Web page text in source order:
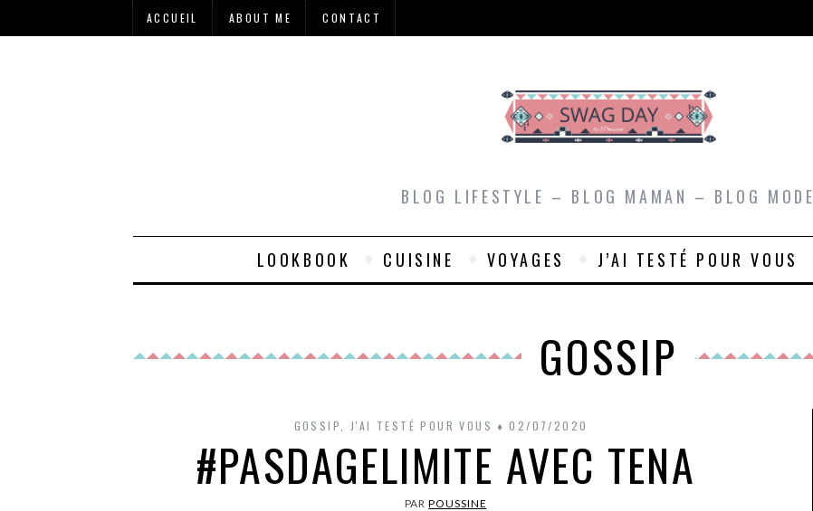
ACCUEIL ABOUT ME CONTACT
BLOG LIFESTYLE – BLOG MAMAN – BLOG MODE
LOOKBOOK CUISINE VOYAGES J’AI TESTÉ POUR VOUS
GOSSIP
GOSSIP J'AI TESTÉ POUR VOUS 02/07/2020
#PASDAGELIMITE AVEC TENA
PARPOUSSINE